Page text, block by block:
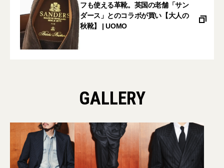
フも使える革靴。英国の老舗「サン
ダース」とのコラボが買い【大人の
秋靴】 | UOMO
GALLERY